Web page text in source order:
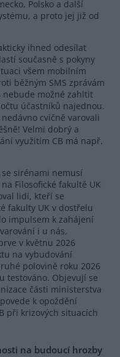
Polsko a další
a proto jej již od
ihned odesílat
současně s pokyny
všem mobilním
běžným SMS zprávám
nebude možné zahltit
účastníků najednou.
cvičně varovali
Velmi dobrý a
využitím CB má např.
sirénami nemusí
Filosofické fakultě UK
lidi, kteří se
fakulty UK v dostřelu
impulsem k zahájení
i u nás,
v květnu 2026
na vybudování
polovině roku 2026
testováno. Objevují se
části ministerstva
k opoždění
při krizových situacích
na budoucí hrozby